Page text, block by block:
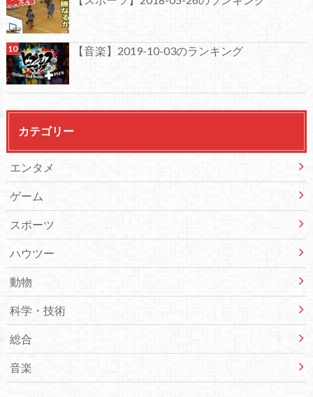
【音楽】2019-10-03のランキング
カテゴリー
エンタメ
ゲーム
スポーツ
ハウツー
動物
科学・技術
総合
音楽